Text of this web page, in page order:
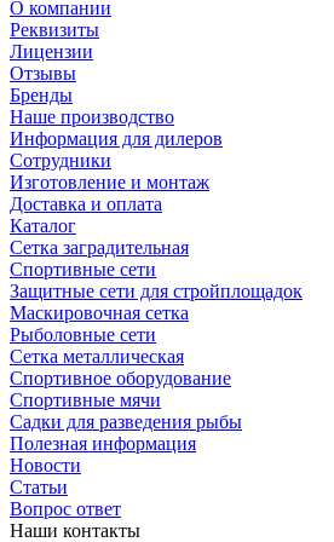
О компании
Реквизиты
Лицензии
Отзывы
Бренды
Наше производство
Информация для дилеров
Сотрудники
Изготовление и монтаж
Доставка и оплата
Каталог
Сетка заградительная
Спортивные сети
Защитные сети для стройплощадок
Маскировочная сетка
Рыболовные сети
Сетка металлическая
Спортивное оборудование
Спортивные мячи
Садки для разведения рыбы
Полезная информация
Новости
Статьи
Вопрос ответ
Наши контакты